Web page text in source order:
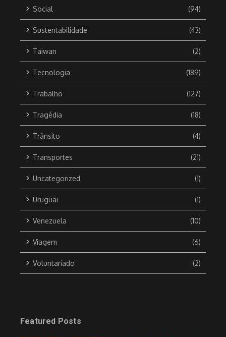
Social (94)
Sustentabilidade (43)
Taiwan (2)
Tecnologia (189)
Trabalho (127)
Tragédia (18)
Trânsito (4)
Transportes (21)
Uncategorized (1)
Uruguai (1)
Venezuela (10)
Viagem (6)
Voluntariado (2)
Featured Posts